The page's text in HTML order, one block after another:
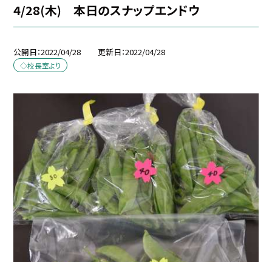
4/28(木) 本日のスナップエンドウ
公開日 2022/04/28 更新日 2022/04/28
◇校長室より